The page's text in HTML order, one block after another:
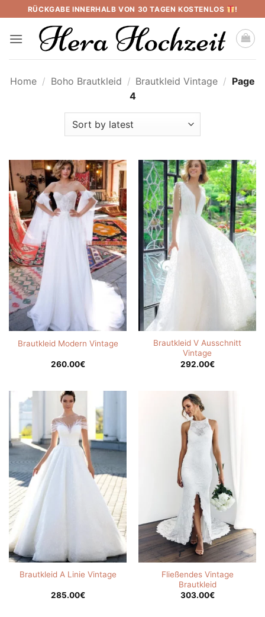
to
content
RÜCKGABE INNERHALB VON 30 TAGEN KOSTENLOS !
Home / Boho Brautkleid / Brautkleid Vintage / Page
4
Brautkleid Modern Vintage
260.00€
Brautkleid V Ausschnitt
Vintage
292.00€
Brautkleid A Linie Vintage
285.00€
Fließendes Vintage
Brautkleid
303.00€